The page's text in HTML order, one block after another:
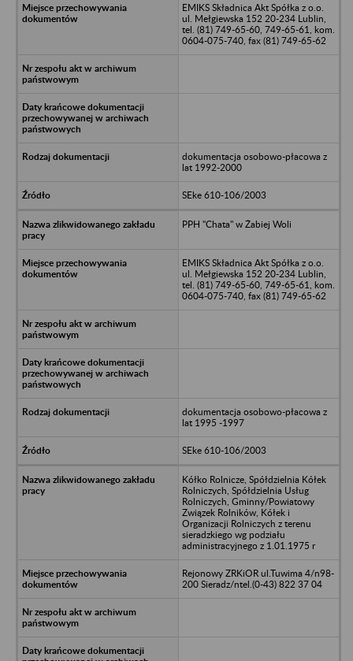
EMIKS Składnica Akt Spółka z o.o.
ul. Mełgiewska 152 20-234 Lublin,
tel. (81) 749-65-60, 749-65-61, kom.
0604-075-740, fax (81) 749-65-62
dokumentacja osobowo-płacowa z
lat 1992-2000
SEke 610-106/2003
PPH "Chata" w Żabiej Woli
EMIKS Składnica Akt Spółka z o.o.
ul. Mełgiewska 152 20-234 Lublin,
tel. (81) 749-65-60, 749-65-61, kom.
0604-075-740, fax (81) 749-65-62
dokumentacja osobowo-płacowa z
lat 1995 -1997
SEke 610-106/2003
Kółko Rolnicze, Spółdzielnia Kółek
Rolniczych, Spółdzielnia Usług
Rolniczych, Gminny/Powiatowy
Związek Rolników, Kółek i
Organizacji Rolniczych z terenu
sieradzkiego wg podziału
administracyjnego z 1.01.1975 r
Rejonowy ZRKiOR ul.Tuwima 4/n98-
200 Sieradz/ntel.(0-43) 822 37 04